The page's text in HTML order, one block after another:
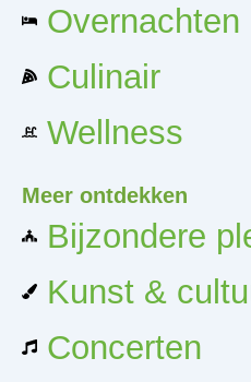
Overnachten
Culinair
Wellness
Meer ontdekken
Bijzondere
Kunst &
Concerten